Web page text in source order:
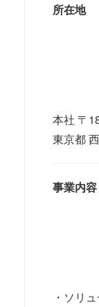
所在地
本社 〒
東京都
事業内容
・ソリ